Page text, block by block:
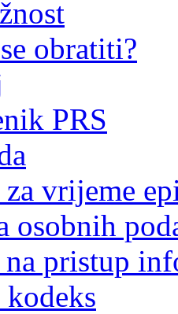
obratiti?
PRS
vrijeme
osobnih
na pristup